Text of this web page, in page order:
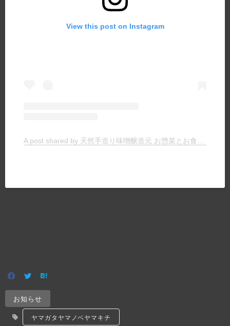
View this post on Instagram
A post shared by 天然手造り味噌醸造元 お惣菜とお食事の店 ヤマキチ (@yamakichimiso)
お知らせ
ヤマガタヤマノベヤマキチ